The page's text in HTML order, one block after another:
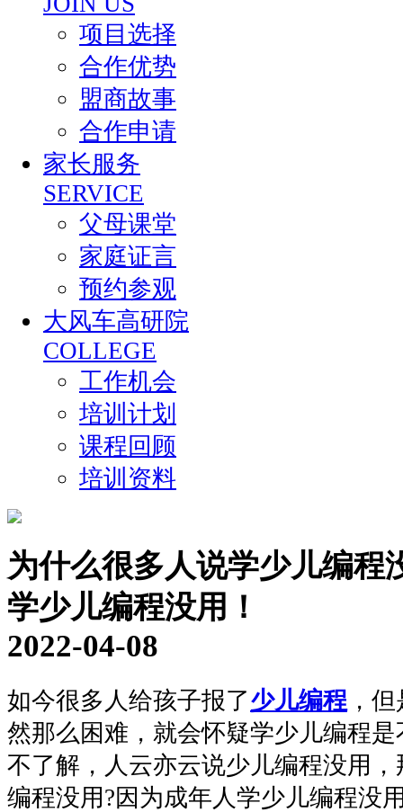
项目选择
合作优势
盟商故事
合作申请
家长服务
SERVICE
父母课堂
家庭证言
预约参观
大风车高研院
COLLEGE
工作机会
培训计划
课程回顾
培训资料
为什么很多人说学少儿编程
学少儿编程没用！
2022-04-08
如今很多人给孩子报了少儿编程 ，
然那么困难，就会怀疑学少儿编程
不了解，人云亦云说少儿编程没用
编程没用?因为成年人学少儿编程没